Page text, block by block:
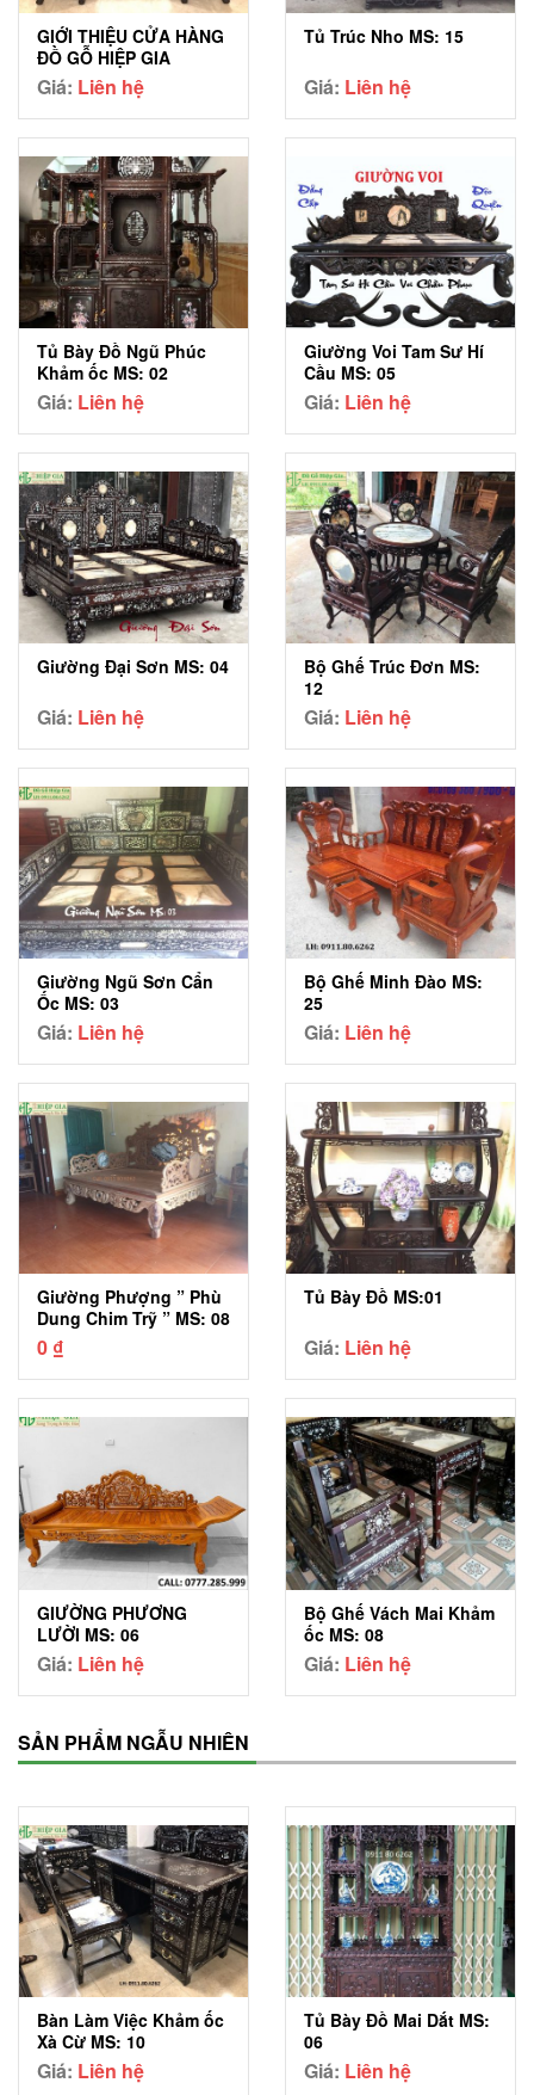
GIỚI THIỆU CỬA HÀNG
ĐỒ GỖ HIỆP GIA
Giá: Liên hệ
Tủ Trúc Nho MS: 15
Giá: Liên hệ
Tủ Bày Đồ Ngũ Phúc
Khảm ốc MS: 02
Giá: Liên hệ
Giường Voi Tam Sư Hí
Cầu MS: 05
Giá: Liên hệ
Giường Đại Sơn MS: 04
Giá: Liên hệ
Bộ Ghế Trúc Đơn MS:
12
Giá: Liên hệ
Giường Ngũ Sơn Cẩn
Ốc MS: 03
Giá: Liên hệ
Bộ Ghế Minh Đào MS:
25
Giá: Liên hệ
Giường Phượng ” Phù
Dung Chim Trỹ ” MS: 08
0 ₫
Tủ Bày Đồ MS:01
Giá: Liên hệ
GIƯỜNG PHƯƠNG
LƯỜI MS: 06
Giá: Liên hệ
Bộ Ghế Vách Mai Khảm
ốc MS: 08
Giá: Liên hệ
SẢN PHẨM NGẪU NHIÊN
Bàn Làm Việc Khảm ốc
Xà Cừ MS: 10
Giá: Liên hệ
Tủ Bày Đồ Mai Dắt MS:
06
Giá: Liên hệ